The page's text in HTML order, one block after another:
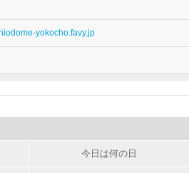
yokocho.favy.jp
今日は何の日